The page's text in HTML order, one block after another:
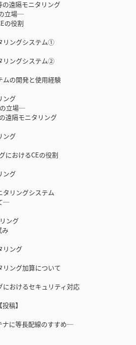
遠隔モニタリング
立場─
の役割
リングシステム①
リングシステム②
ムの開発と使用経験
ング
立場─
遠隔モニタリング
ング
におけるCEの役割
ング
リングシステム
─
ング
み
リング
ング加算について
おけるセキュリティ対応
稿】
に等長配線のすすめ─